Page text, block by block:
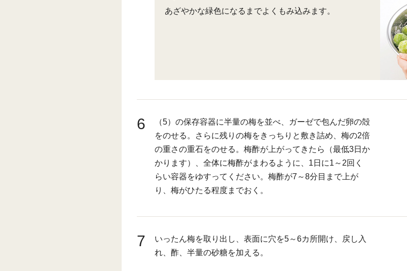
あざやかな緑色になるまでよくもみ込みます。
6
（5）の保存容器に半量の梅を並べ、ガーゼで包んだ卵の殻
をのせる。さらに残りの梅をきっちりと敷き詰め、梅の2倍
の重さの重石をのせる。梅酢が上がってきたら（最低3日か
かります）、全体に梅酢がまわるように、1日に1～2回く
らい容器をゆすってください。梅酢が7～8分目まで上が
り、梅がひたる程度までおく。
7
いったん梅を取り出し、表面に穴を5～6カ所開け、戻し入
れ、酢、半量の砂糖を加える。